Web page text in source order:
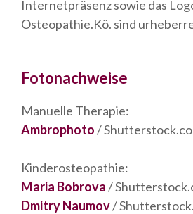
Internetpräsenz sowie das
Osteopathie.Kö. sind
Fotonachweise
Manuelle Therapie:
Ambrophoto/
Kinderosteopathie:
Maria Bobrova/
Dmitry Naumov/